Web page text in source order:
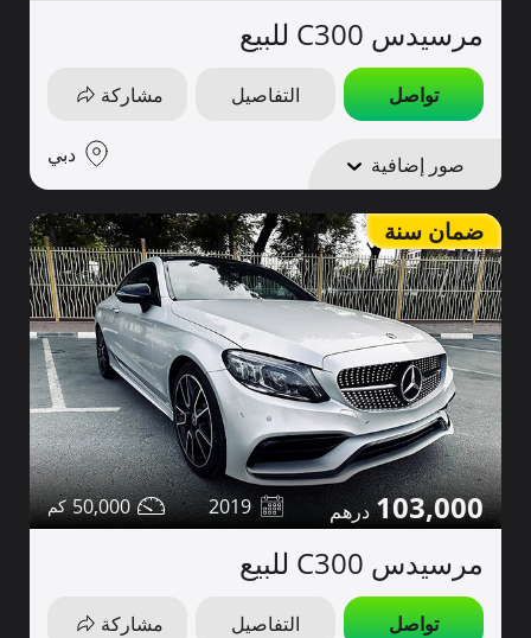
مرسيدس C300 للبيع
تواصل التفاصيل مشاركة
صور إضافية دبي
ضمان سنة
103,000
2019
50,000
مرسيدس C300 للبيع
تواصل التفاصيل مشاركة